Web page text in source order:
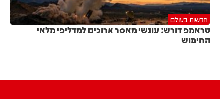
חדשות בעולם
טראמפ דורש: עונשי מאסר ארוכים למדליפי מלאי
החימוש